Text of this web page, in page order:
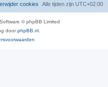
Alle tijden zijn UTC+02:00
cookies
© phpBB Limited
doorphpBB.nl